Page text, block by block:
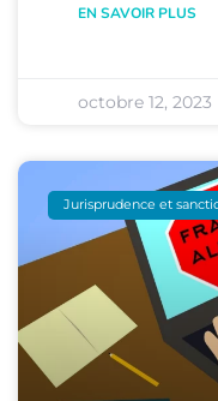
EN SAVOIR PLUS
octobre 12, 2023
Jurisprudence et